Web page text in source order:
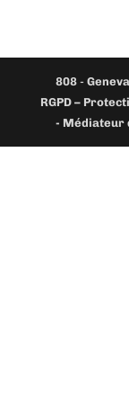
808 -
RGPD –
- Médiateur